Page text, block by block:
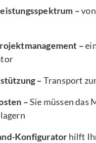
–
–
– Transport
–Sie müssen das
Konfigurator hilft